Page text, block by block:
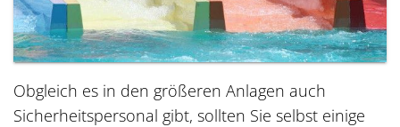
Obgleich es in den größeren Anlagen auch
Sicherheitspersonal gibt, sollten Sie selbst einige